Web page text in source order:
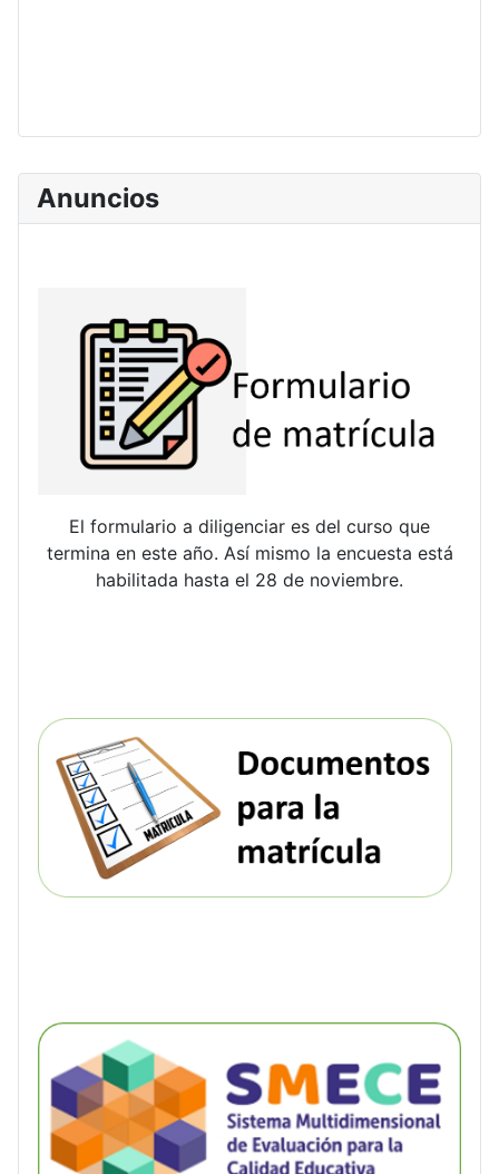
Anuncios
El formulario a diligenciar es del curso que
termina en este año. Así mismo la encuesta está
habilitada hasta el 28 de noviembre.